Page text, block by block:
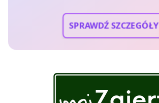
SPRAWDŹ SZCZEGÓŁY